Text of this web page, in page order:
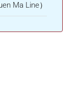
Ma Line）